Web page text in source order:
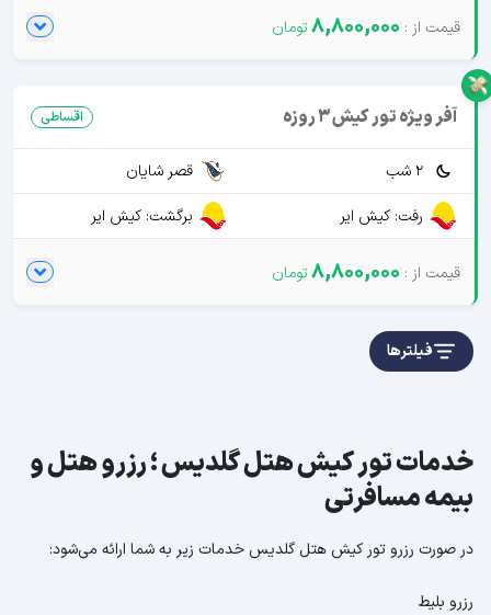
8,800,000
آفر ویژه تور کیش 3 روزه اقساطی
2 شب
قصر شایان
رفت: کیش ایر
برگشت: کیش ایر
8,800,000
فیلترها
خدمات تور کیش هتل گلدیس ؛ رزرو هتل و
بیمه مسافرتی
در صورت رزرو تور کیش هتل گلدیس خدمات زیر به شما ارائه می‌شود:
رزرو بلیط